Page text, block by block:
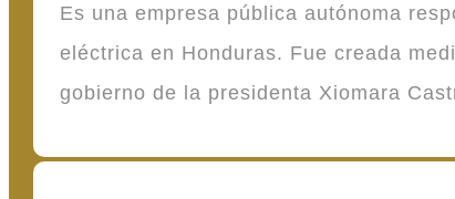
Es una empresa pública autónoma
eléctrica en Honduras. Fue creada
gobierno de la presidenta Xiomara